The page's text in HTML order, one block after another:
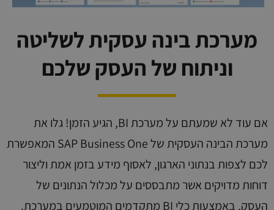
מערכת בינה עסקית לשליטה
וניתוח של העסק שלכם
אם עוד לא שמעתם על מערכת BI, הגיע הזמן! גלו את
מערכת הבינה העסקית של SAP Business One המאפשרת
לכם לצפות בנתוני הארגון, לאסוף מידע בזמן אמת וליצור
דוחות מדויקים אשר מתבססים על מכלול הנתונים של
העסק, באמצעות כלי BI מתקדמים המוטמעים במערכת.